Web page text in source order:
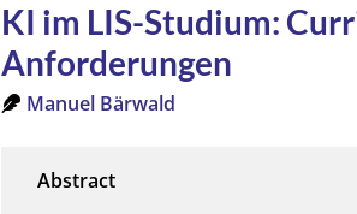
KI im LIS-Studium:
Anforderungen
Manuel Bärwald